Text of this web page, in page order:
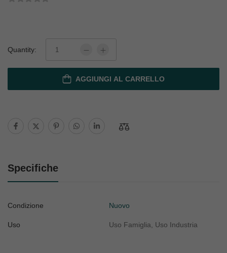
Quantity:
AGGIUNGI AL CARRELLO
Specifiche
Condizione Nuovo
Uso Uso Famiglia, Uso Industria